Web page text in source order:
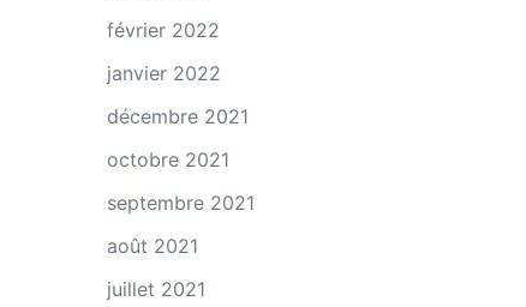
février 2022
janvier 2022
décembre 2021
octobre 2021
septembre 2021
août 2021
juillet 2021